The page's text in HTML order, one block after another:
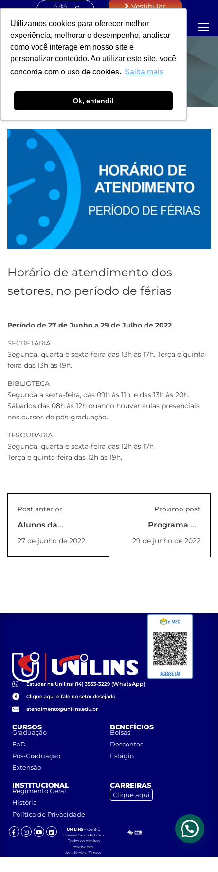
Utilizamos cookies para oferecer melhor
experiência, melhorar o desempenho, analisar
como você interage em nosso site e
personalizar conteúdo. Ao utilizar este site, você
concorda com o uso de cookies. Saiba mais
Ok, entendi!
ÁREA
Vestibular
NOTÍCIAS
Horário de atendimento dos
setores, no período de férias
Período de 27 de Junho a 29 de Julho de 2022
SECRETARIA
Segunda, quarta e sexta-feira das 13h às 17h. Terça e quinta-
feira das 13h às 19h.
BIBLIOTECA
Segunda a sexta-feira, das 09h às 11h, e das 13h às 20h.
Sábados das 08h às 12h quando houver aulas presenciais
nos cursos de pós-graduação.
TESOURARIA
Segunda, quarta e sexta-feira das 12h às 17h
Terça e quinta-feira das 12h às 19h.
Post anterior
Alunos da
Enfermagem na
Feira Hospitalar
27 de junho de 2022
Próximo post
Programa de
acompanhamento
de egressos
29 de junho de 2022
Estudar na Unilins: (14) 3533-3229 (WhatsApp)
Clique aqui e fale no setor desejado
atendimento@unilins.edu.br
CURSOS
Graduação
EaD
Pós-Graduação
Extensão
BENEFÍCIOS
Bolsas
Descontos
Estágio
INSTITUCIONAL
Regimento Geral
História
Política de Privacidade
CARREIRAS
Clique aqui
UNILINS – Centro
Universitário de Lins •
Todos os direitos
reservados.
Av. Nicolau Zarvos,
1925 – Jardim